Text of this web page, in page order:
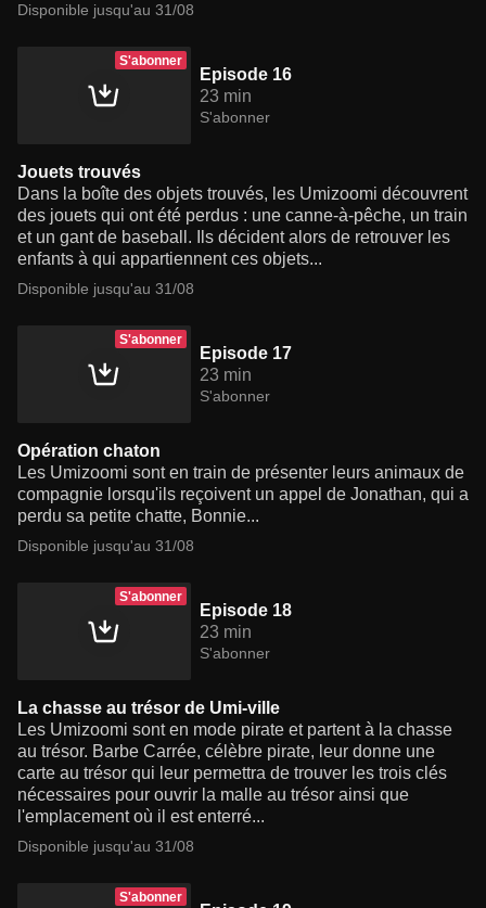
Disponible jusqu'au 31/08
S'abonner
Episode 16
23 min
S'abonner
Jouets trouvés
Dans la boîte des objets trouvés, les Umizoomi découvrent
des jouets qui ont été perdus : une canne-à-pêche, un train
et un gant de baseball. Ils décident alors de retrouver les
enfants à qui appartiennent ces objets...
Disponible jusqu'au 31/08
S'abonner
Episode 17
23 min
S'abonner
Opération chaton
Les Umizoomi sont en train de présenter leurs animaux de
compagnie lorsqu'ils reçoivent un appel de Jonathan, qui a
perdu sa petite chatte, Bonnie...
Disponible jusqu'au 31/08
S'abonner
Episode 18
23 min
S'abonner
La chasse au trésor de Umi-ville
Les Umizoomi sont en mode pirate et partent à la chasse
au trésor. Barbe Carrée, célèbre pirate, leur donne une
carte au trésor qui leur permettra de trouver les trois clés
nécessaires pour ouvrir la malle au trésor ainsi que
l'emplacement où il est enterré...
Disponible jusqu'au 31/08
S'abonner